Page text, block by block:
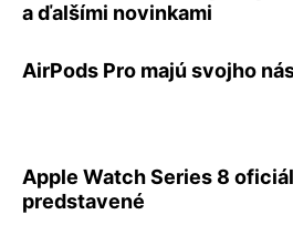
a ďalšími novinkami
AirPods Pro majú svojho
Apple Watch Series 8
predstavené